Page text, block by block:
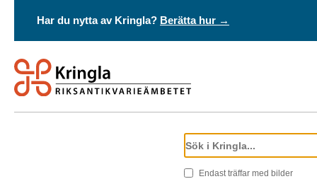
Har du nytta av Kringla? Berätta hur →
Endast träffar med bilder